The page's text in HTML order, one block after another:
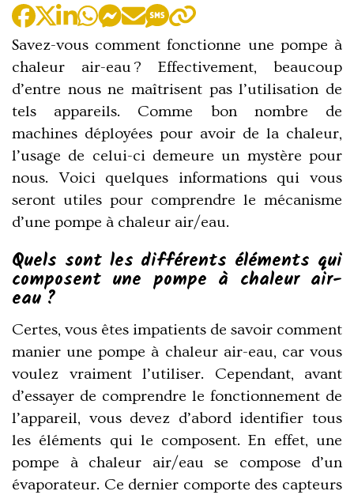
:
:
Savez-vous comment fonctionne une pompe à
chaleur air-eau ? Effectivement, beaucoup
d’entre nous ne maîtrisent pas l’utilisation de
tels appareils. Comme bon nombre de
machines déployées pour avoir de la chaleur,
l’usage de celui-ci demeure un mystère pour
nous. Voici quelques informations qui vous
seront utiles pour comprendre le mécanisme
d’une pompe à chaleur air/eau.
Quels sont les différents éléments qui
composent une pompe à chaleur air-
eau ?
Certes, vous êtes impatients de savoir comment
manier une pompe à chaleur air-eau, car vous
voulez vraiment l’utiliser. Cependant, avant
d’essayer de comprendre le fonctionnement de
l’appareil, vous devez d’abord identifier tous
les éléments qui le composent. En effet, une
pompe à chaleur air/eau se compose d’un
évaporateur. Ce dernier comporte des capteurs